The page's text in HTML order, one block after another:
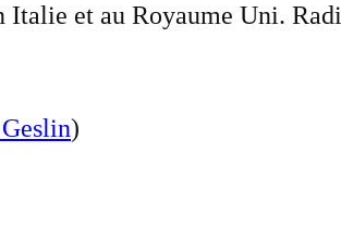
et au Royaume Uni.
)